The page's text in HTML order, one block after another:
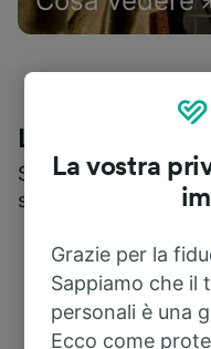
Le recensioni
Scopri cosa pensa
servizi
La vostra
Grazie per la
Sappiamo che il
personali è una
Ecco come